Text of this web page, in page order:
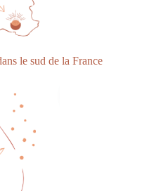
le sud de la France